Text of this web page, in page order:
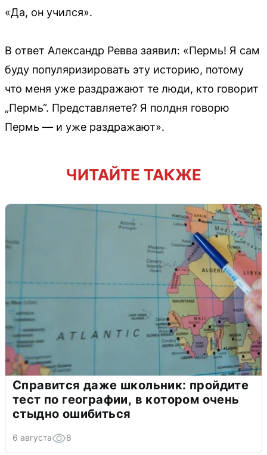
«Да, он учился».
В ответ Александр Ревва заявил: «Пермь! Я сам
буду популяризировать эту историю, потому
что меня уже раздражают те люди, кто говорит
„Пермь“. Представляете? Я полдня говорю
Пермь — и уже раздражают».
ЧИТАЙТЕ ТАКЖЕ
Справится даже школьник: пройдите
тест по географии, в котором очень
стыдно ошибиться
6 августа 8